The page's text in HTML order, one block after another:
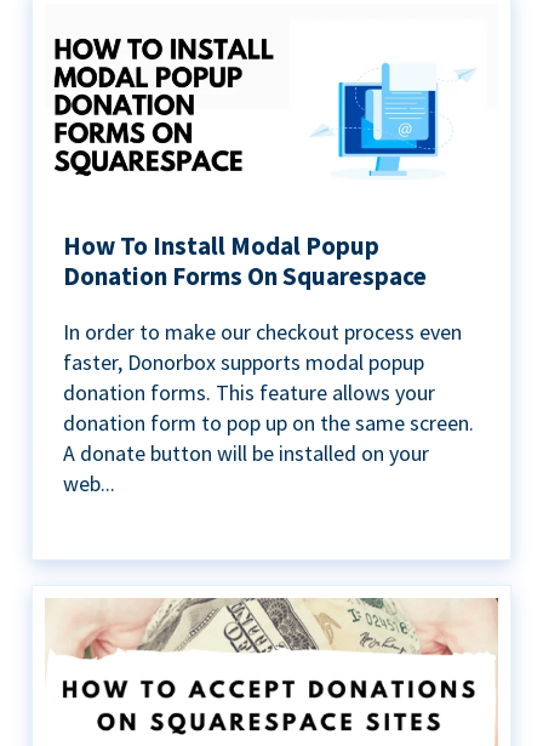
How To Install Modal Popup
Donation Forms On Squarespace
In order to make our checkout process even
faster, Donorbox supports modal popup
donation forms. This feature allows your
donation form to pop up on the same screen.
A donate button will be installed on your
web...